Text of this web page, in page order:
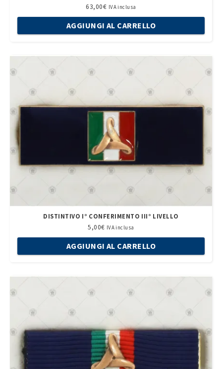
63,00€ IVA inclusa
AGGIUNGI AL CARRELLO
DISTINTIVO I° CONFERIMENTO III° LIVELLO
5,00€ IVA inclusa
AGGIUNGI AL CARRELLO